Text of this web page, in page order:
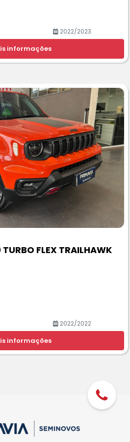
2022/2023
informações
TURBO FLEX TRAILHAWK
2022/2022
informações